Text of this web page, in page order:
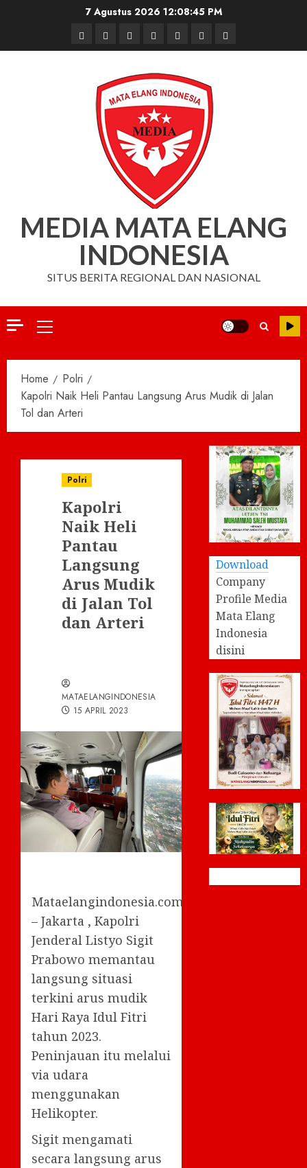
7 Agustus 2026 12:08:46 PM
BerandaNasionalDaerahHukum
dan
Kriminal
Pendidikan
Box
Redaksi
Iklan
MEDIA MATA ELANG
INDONESIA
SITUS BERITA REGIONAL DAN NASIONAL
Primary
Home
Polri
Kapolri Naik Heli Pantau Langsung Arus Mudik di Jalan
Tol dan Arteri
Polri
Kapolri
Naik Heli
Pantau
Langsung
Arus Mudik
di Jalan Tol
dan Arteri
MATAELANGINDONESIA
15 APRIL 2023
Mataelangindonesia.com
– Jakarta , Kapolri
Jenderal Listyo Sigit
Prabowo memantau
langsung situasi
terkini arus mudik
Hari Raya Idul Fitri
tahun 2023.
Peninjauan itu melalui
via udara
menggunakan
Helikopter.
Sigit mengamati
secara langsung arus
Download
Company
Profile Media
Mata Elang
Indonesia
disini